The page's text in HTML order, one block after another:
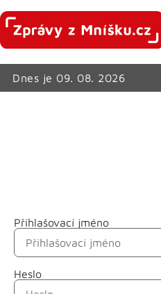
Dnes je 09. 08. 2026
Přihlašovací jméno
Heslo
Jméno
Příjmení